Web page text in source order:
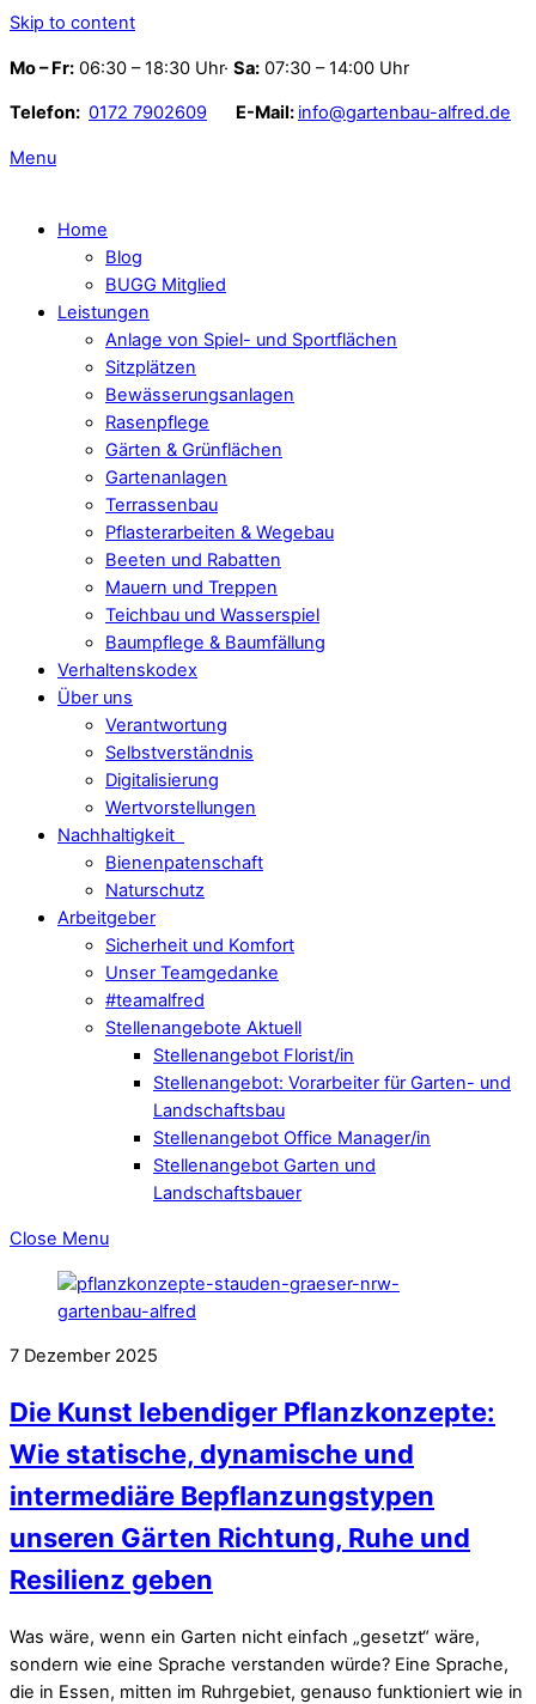
Skip to content
Mo – Fr: 06:30 – 18:30 Uhr· Sa: 07:30 – 14:00 Uhr
Telefon: 0172 7902609 E-Mail: info@gartenbau-alfred.de
Menu
Home
Blog
BUGG Mitglied
Leistungen
Anlage von Spiel- und Sportflächen
Sitzplätzen
Bewässerungsanlagen
Rasenpflege
Gärten & Grünflächen
Gartenanlagen
Terrassenbau
Pflasterarbeiten & Wegebau
Beeten und Rabatten
Mauern und Treppen
Teichbau und Wasserspiel
Baumpflege & Baumfällung
Verhaltenskodex
Über uns
Verantwortung
Selbstverständnis
Digitalisierung
Wertvorstellungen
Nachhaltigkeit
Bienenpatenschaft
Naturschutz
Arbeitgeber
Sicherheit und Komfort
Unser Teamgedanke
#teamalfred
Stellenangebote Aktuell
Stellenangebot Florist/in
Stellenangebot: Vorarbeiter für Garten- und
Landschaftsbau
Stellenangebot Office Manager/in
Stellenangebot Garten und
Landschaftsbauer
Close Menu
7 Dezember 2025
Die Kunst lebendiger Pflanzkonzepte:
Wie statische, dynamische und
intermediäre Bepflanzungstypen
unseren Gärten Richtung, Ruhe und
Resilienz geben
Was wäre, wenn ein Garten nicht einfach „gesetzt“ wäre,
sondern wie eine Sprache verstanden würde? Eine Sprache,
die in Essen, mitten im Ruhrgebiet, genauso funktioniert wie in